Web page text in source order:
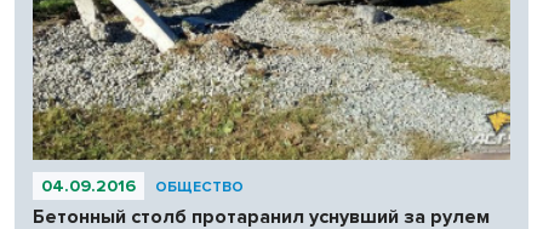
04.09.2016 ОБЩЕСТВО
Бетонный столб протаранил уснувший за рулем